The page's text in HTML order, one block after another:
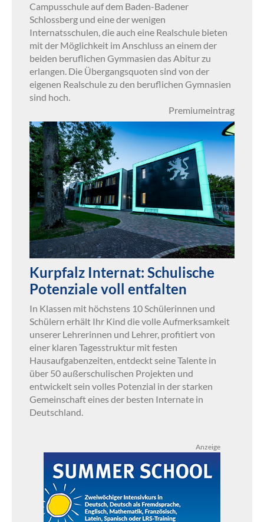
Campusschule auf dem Baden-Badener
Schlossberg und eine der wenigen
Internatsschulen, die auch eine Realschule bieten
mit der Möglichkeit im Anschluss an einem der
beiden beruflichen Gymmasien das Abitur zu
erlangen. Die Übergangsquoten sind von der
eigenen Realschule zu den beruflichen Gymnasien
sind hoch.
Premiumeintrag
Kurpfalz Internat: Schulische
Potenziale voll entfalten
In Klassen mit höchstens 10 Schülerinnen und
Schülern erhält Ihr Kind die volle Aufmerksamkeit
unserer Lehrerinnen und Lehrer, profitiert von
einer klaren Tagesstruktur mit festen
Hausaufgabenzeiten, entdeckt seine Talente in
über 50 außerschulischen Projekten und
entwickelt sein volles Potenzial in der starken
Gemeinschaft eines der besten Internate in
Deutschland.
Anzeige